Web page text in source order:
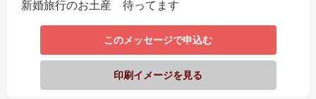
新婚旅行のお土産 待ってます
このメッセージで申込む
印刷イメージを見る